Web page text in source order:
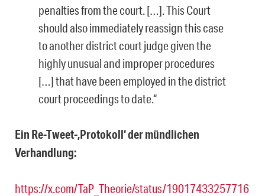
penalties from the court. […]. This Court
should also immediately reassign this case
to another district court judge given the
highly unusual and improper procedures
[…] that have been employed in the district
court proceedings to date.“
Ein Re-Tweet-‚Protokoll‘ der mündlichen
Verhandlung:
https://x.com/TaP_Theorie/status/19017433257716